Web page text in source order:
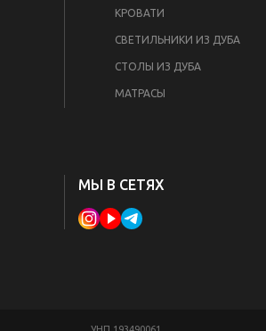
КРОВАТИ
СВЕТИЛЬНИКИ ИЗ ДУБА
СТОЛЫ ИЗ ДУБА
МАТРАСЫ
МЫ В СЕТЯХ